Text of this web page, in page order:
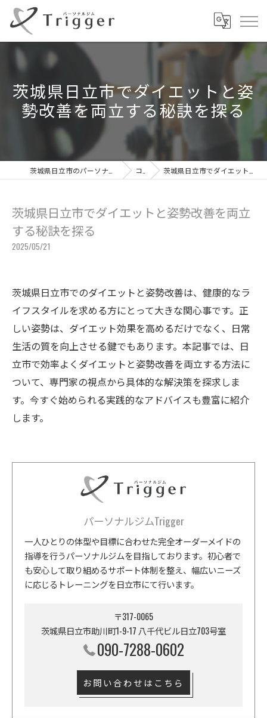
茨城県日立市でダイエットと姿
勢改善を両立する秘訣を探る
コラム 茨城県日立市でダイエットと姿勢改善を両立する秘訣を探る
茨城県日立市でダイエットと姿勢改善を両立
する秘訣を探る
2025/05/21
茨城県日立市でのダイエットと姿勢改善は、健康的なラ
イフスタイルを求める方にとって大きな関心事です。正
しい姿勢は、ダイエット効果を高めるだけでなく、日常
生活の質を向上させる鍵でもあります。本記事では、日
立市で効率よくダイエットと姿勢改善を両立する方法に
ついて、専門家の視点から具体的な解決策を探求しま
す。今すぐ始められる実践的なアドバイスも豊富に紹介
します。
パーソナルジムTrigger
一人ひとりの体型や目標に合わせた完全オーダーメイドの
指導を行うパーソナルジムを目指しております。初心者で
も安心して取り組めるサポート体制を整え、幅広いニーズ
に応じるトレーニングを日立市にて行います。
〒317-0065
茨城県日立市助川町1-9-17 八千代ビル日立703号室
090-7288-0602
お問い合わせはこちら